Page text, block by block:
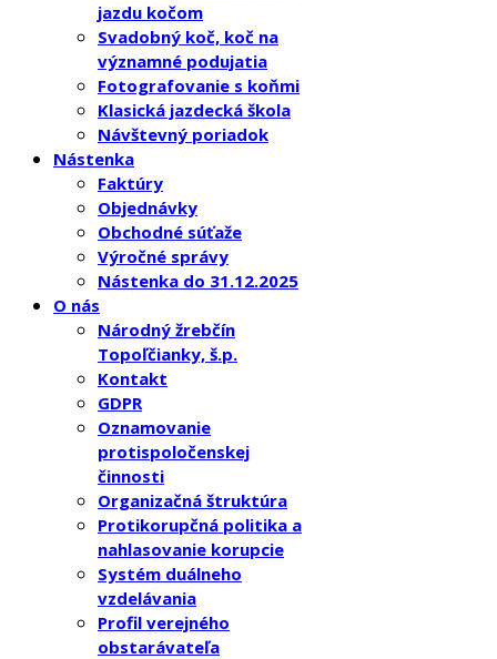
jazdu kočom
Svadobný koč, koč na
významné podujatia
Fotografovanie s koňmi
Klasická jazdecká škola
Návštevný poriadok
Nástenka
Faktúry
Objednávky
Obchodné súťaže
Výročné správy
Nástenka do 31.12.2025
O nás
Národný žrebčín
Topoľčianky, š.p.
Kontakt
GDPR
Oznamovanie
protispoločenskej
činnosti
Organizačná štruktúra
Protikorupčná politika a
nahlasovanie korupcie
Systém duálneho
vzdelávania
Profil verejného
obstarávateľa